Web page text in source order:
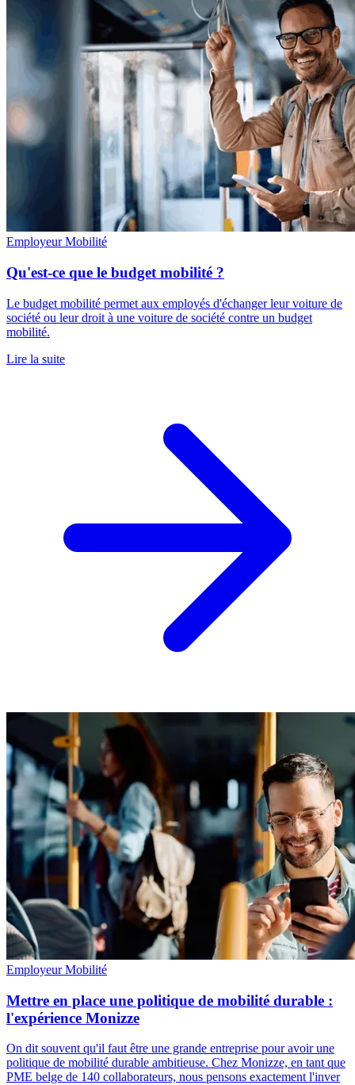
Employeur Mobilité
Qu'est-ce que le budget mobilité ?
Le budget mobilité permet aux employés d'échanger leur voiture de
société ou leur droit à une voiture de société contre un budget
mobilité.
Lire la suite
Employeur Mobilité
Mettre en place une politique de mobilité durable :
l'expérience Monizze
On dit souvent qu'il faut être une grande entreprise pour avoir une
politique de mobilité durable ambitieuse. Chez Monizze, en tant que
PME belge de 140 collaborateurs, nous pensons exactement l'inver